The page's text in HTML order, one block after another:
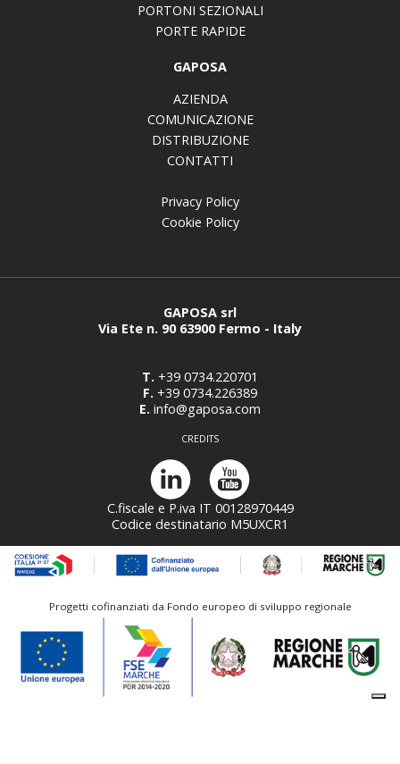
PORTONI SEZIONALI
PORTE RAPIDE
GAPOSA
AZIENDA
COMUNICAZIONE
DISTRIBUZIONE
CONTATTI
Privacy Policy
Cookie Policy
GAPOSA srl
Via Ete n. 90 63900 Fermo - Italy
T. +39 0734.220701
F. +39 0734.226389
E. info@gaposa.com
CREDITS
C.fiscale e P.iva IT 00128970449
Codice destinatario M5UXCR1
Progetti cofinanziati da Fondo europeo di sviluppo regionale